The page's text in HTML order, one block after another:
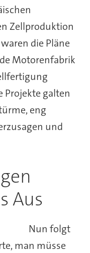
Zellproduktion
die Pläne
Motorenfabrik
Projekte galten
eng
und
Aus
Nun folgt
man müsse